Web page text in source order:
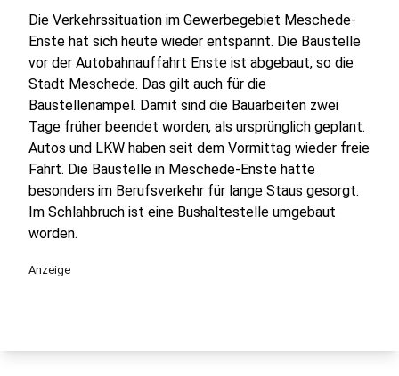
Die Verkehrssituation im Gewerbegebiet Meschede-
Enste hat sich heute wieder entspannt. Die Baustelle
vor der Autobahnauffahrt Enste ist abgebaut, so die
Stadt Meschede. Das gilt auch für die
Baustellenampel. Damit sind die Bauarbeiten zwei
Tage früher beendet worden, als ursprünglich geplant.
Autos und LKW haben seit dem Vormittag wieder freie
Fahrt. Die Baustelle in Meschede-Enste hatte
besonders im Berufsverkehr für lange Staus gesorgt.
Im Schlahbruch ist eine Bushaltestelle umgebaut
worden.
Anzeige